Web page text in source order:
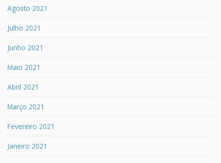
Agosto 2021
Julho 2021
Junho 2021
Maio 2021
Abril 2021
Março 2021
Fevereiro 2021
Janeiro 2021